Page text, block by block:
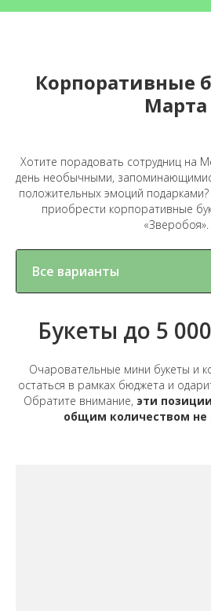
Корпоративные
Марта
Хотите порадовать сотрудниц на
день необычными,
положительных эмоций
приобрести корпоративные
«Зверобоя».
Букеты до 5
Очаровательные мини букеты и
остаться в рамках бюджета и
Обратите внимание, эти
общим количеством не